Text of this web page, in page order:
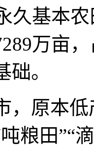
久基本
万亩
。
原本低
粮田”“